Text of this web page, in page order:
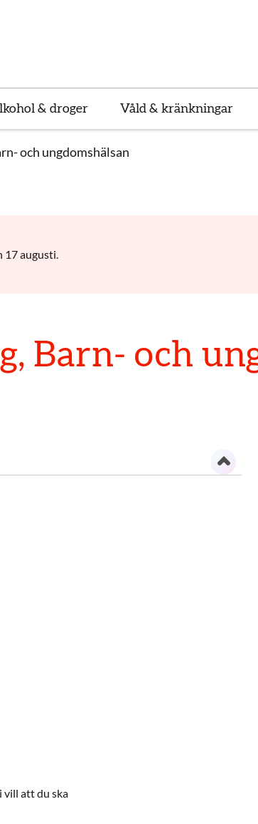
& droger Våld & kränkningar
och ungdomshälsan
17 augusti.
Barn- och
vill att du ska